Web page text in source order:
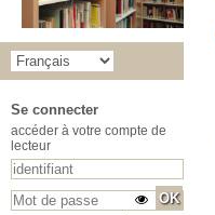
Se connecter
accéder à votre compte de
lecteur